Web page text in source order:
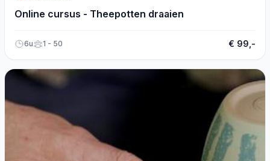
Online cursus - Theepotten draaien
6u 1 - 50 € 99,-